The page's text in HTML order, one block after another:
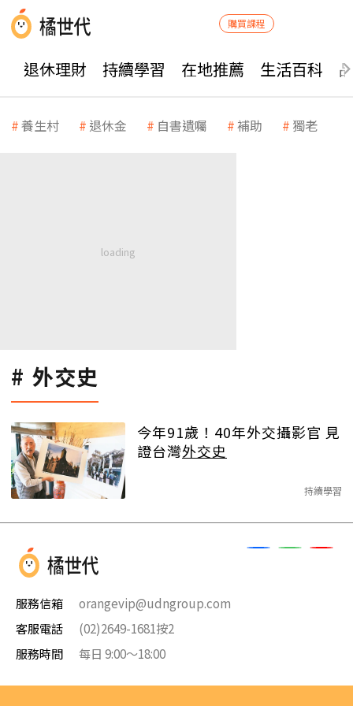
購買課程
退休理財 持續學習 在地推薦 生活百科
養生村 退休金 自書遺囑 補助 獨老
外交史
今年91歲！40年外交攝影官 見
證台灣外交史
持續學習
服務信箱
orangevip@udngroup.com
客服電話
(02)2649-1681按2
服務時間
每日 9:00～18:00